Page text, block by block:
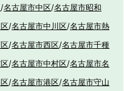
/名古屋市中区/名古屋市昭和
/名古屋市中川区/名古屋市熱
/名古屋市西区/名古屋市千種
/名古屋市中村区/名古屋市名
/名古屋市港区/名古屋市守山